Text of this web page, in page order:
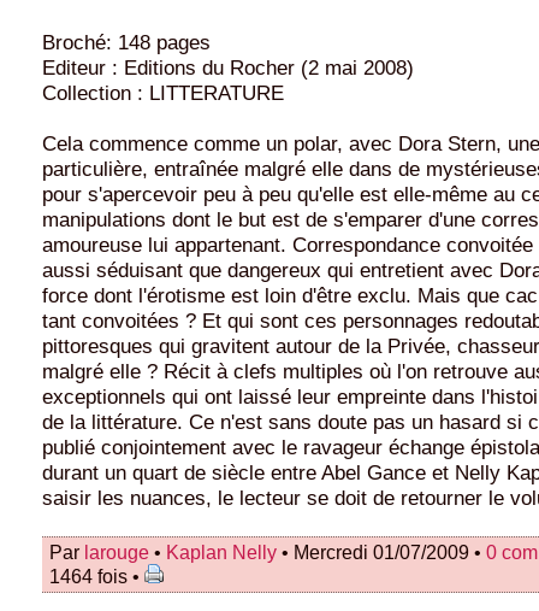
Broché: 148 pages
Editeur : Editions du Rocher (2 mai 2008)
Collection : LITTERATURE
Cela commence comme un polar, avec Dora Stern,
particulière, entraînée malgré elle dans de
pour s'apercevoir peu à peu qu'elle est elle-même au
manipulations dont le but est de s'emparer d'une
amoureuse lui appartenant. Correspondance
aussi séduisant que dangereux qui entretient avec
force dont l'érotisme est loin d'être exclu. Mais que
tant convoitées ? Et qui sont ces personnages
pittoresques qui gravitent autour de la Privée,
malgré elle ? Récit à clefs multiples où l'on retrouve
exceptionnels qui ont laissé leur empreinte dans
de la littérature. Ce n'est sans doute pas un hasard si
publié conjointement avec le ravageur échange
durant un quart de siècle entre Abel Gance et Nelly
saisir les nuances, le lecteur se doit de retourner le
Par larouge • Kaplan Nelly • Mercredi 01/07/2009 • 0
1464 fois •